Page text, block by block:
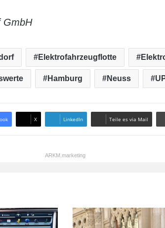
GmbH
Elektrofahrzeugflotte
Hamburg Neuss
X LinkedIn Teile es via Mail
ARKM.marketing
4
5